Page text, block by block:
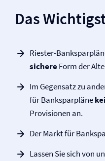
Das
Riester-
sichereForm der
Im Gegensatz zu
für Banksparpläne
Provisionen an.
Der Markt für
Lassen Sie sich von